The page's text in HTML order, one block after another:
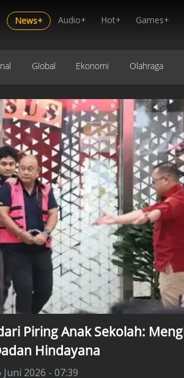
News+ Audio+ Hot+ Games+
Global Ekonomi Olahraga
Piring Anak Sekolah:
Hindayana
2026 - 07:39